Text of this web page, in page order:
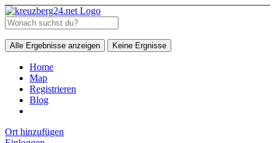
Alle Ergebnisse anzeigen Keine Ergnisse
Home
Map
Registrieren
Blog
Ort hinzufügen